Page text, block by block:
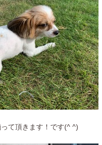
て頂きます！です(^ ^)